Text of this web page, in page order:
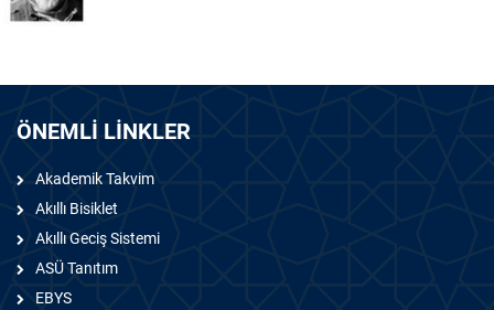
ÖNEMLİ LİNKLER
Akademik Takvim
Akıllı Bisiklet
Akıllı Geciş Sistemi
ASÜ Tanıtım
EBYS